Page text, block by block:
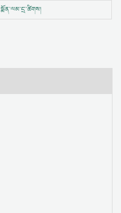
སྨོན་ལམ་དྲ་ཚིགས།